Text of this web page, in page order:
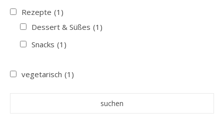
Rezepte (1)
Dessert & Süßes (1)
Snacks (1)
vegetarisch (1)